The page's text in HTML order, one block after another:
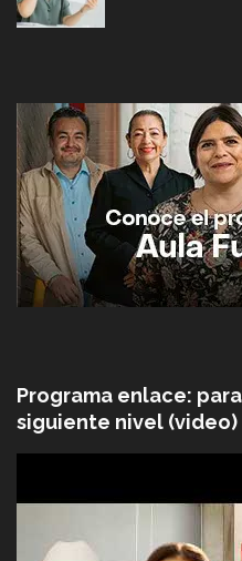
Programa enlace:
siguiente nivel (video)